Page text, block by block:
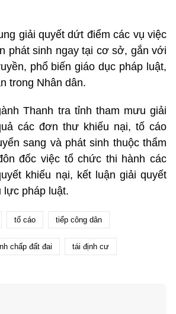
giải quyết dứt điểm các vụ việc
phát sinh ngay tại cơ sở, gắn với
phổ biến giáo dục pháp luật,
trong Nhân dân.
Thanh tra tỉnh tham mưu giải
các đơn thư khiếu nại, tố cáo
sang và phát sinh thuộc thẩm
đốc việc tổ chức thi hành các
khiếu nại, kết luận giải quyết
lực pháp luật.
tố cáo tiếp công dân
chấp đất đai tái định cư